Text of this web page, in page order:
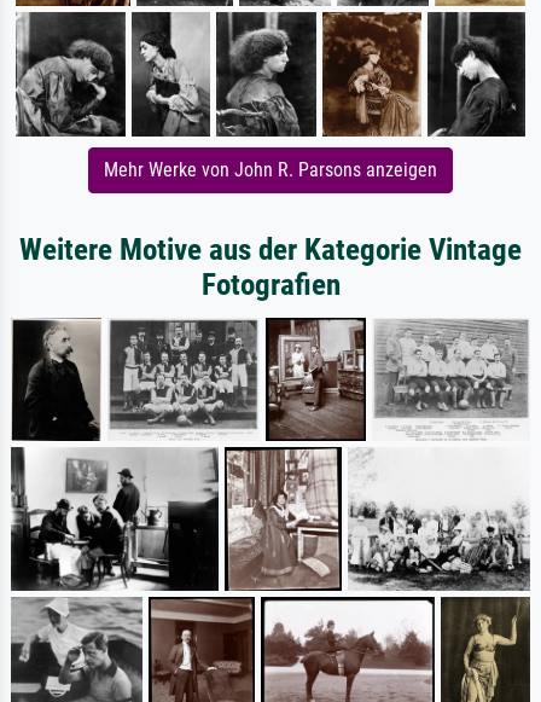
Mehr Werke von John R. Parsons anzeigen
Weitere Motive aus der Kategorie Vintage
Fotografien